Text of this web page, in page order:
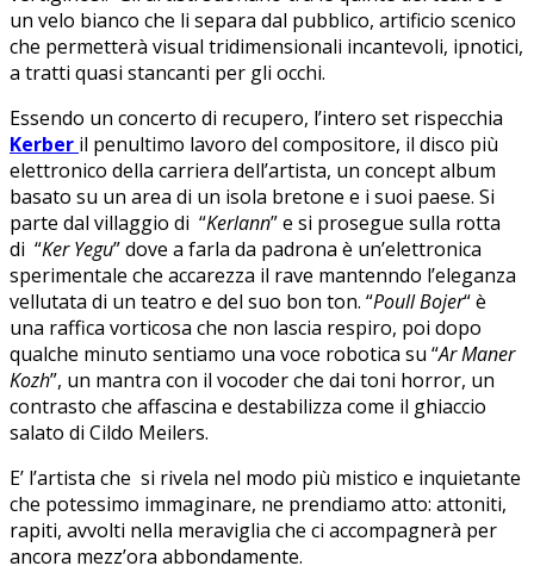
un velo bianco che li separa dal pubblico, artificio scenico
che permetterà visual tridimensionali incantevoli, ipnotici,
a tratti quasi stancanti per gli occhi.
Essendo un concerto di recupero, l’intero set rispecchia
Kerber il penultimo lavoro del compositore, il disco più
elettronico della carriera dell’artista, un concept album
basato su un area di un isola bretone e i suoi paese. Si
parte dal villaggio di “Kerlann” e si prosegue sulla rotta
di “Ker Yegu” dove a farla da padrona è un’elettronica
sperimentale che accarezza il rave mantenndo l’eleganza
vellutata di un teatro e del suo bon ton. “Poull Bojer“ è
una raffica vorticosa che non lascia respiro, poi dopo
qualche minuto sentiamo una voce robotica su “Ar Maner
Kozh”, un mantra con il vocoder che dai toni horror, un
contrasto che affascina e destabilizza come il ghiaccio
salato di Cildo Meilers.
E’ l’artista che si rivela nel modo più mistico e inquietante
che potessimo immaginare, ne prendiamo atto: attoniti,
rapiti, avvolti nella meraviglia che ci accompagnerà per
ancora mezz’ora abbondamente.